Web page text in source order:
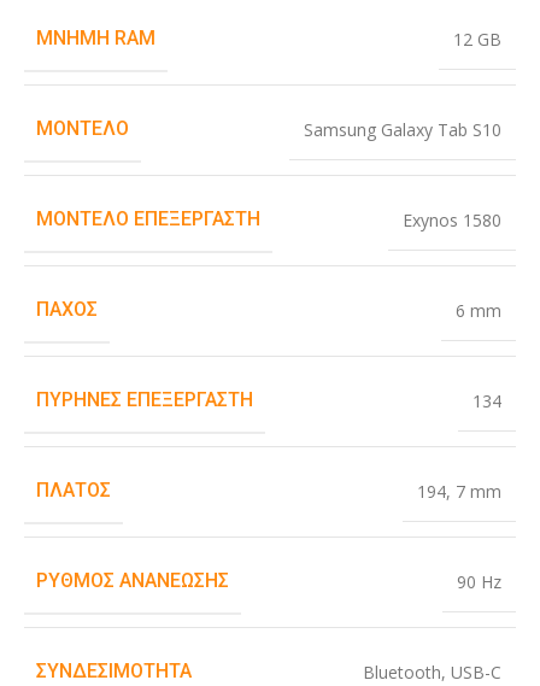
ΜΝΉΜΗ RAM 12 GB
ΜΟΝΤΈΛΟ Samsung Galaxy Tab S10
ΜΟΝΤΈΛΟ ΕΠΕΞΕΡΓΑΣΤΉ Exynos 1580
ΠΆΧΟΣ 6 mm
ΠΥΡΉΝΕΣ ΕΠΕΞΕΡΓΑΣΤΉ 134
ΠΛΆΤΟΣ 194, 7 mm
ΡΥΘΜΌΣ ΑΝΑΝΈΩΣΗΣ 90 Hz
ΣΥΝΔΕΣΙΜΌΤΗΤΑ Bluetooth, USB-C